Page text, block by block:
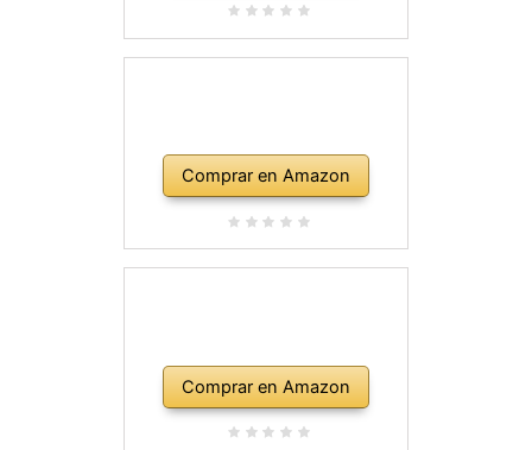
Comprar en Amazon
Comprar en Amazon